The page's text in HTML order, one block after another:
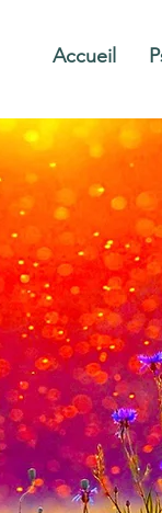
Accueil